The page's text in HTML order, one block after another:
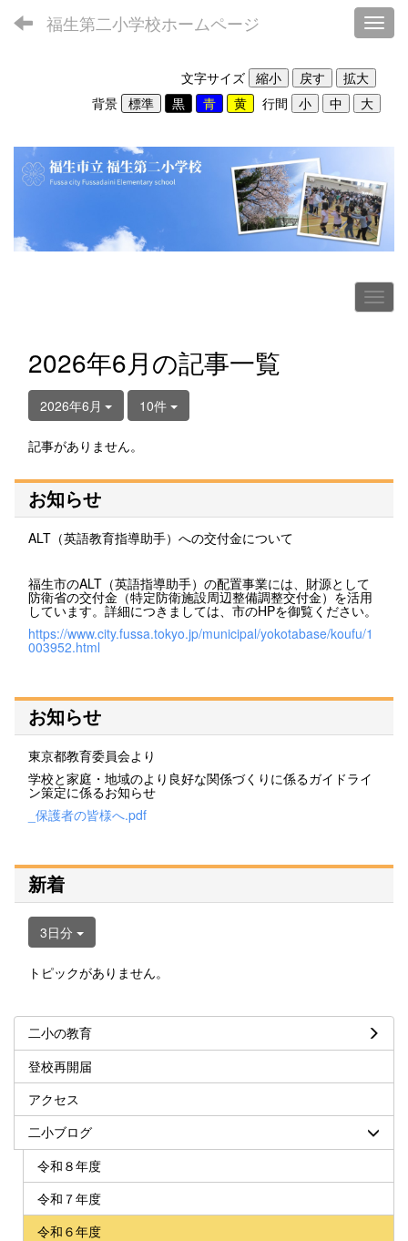
福生第二小学校ホームページ
文字サイズ
背景
行間
2026年6月の記事一覧
2026年6月 10件
記事がありません。
お知らせ
ALT（英語教育指導助手）への交付金について
福生市のALT（英語指導助手）の配置事業には、財源として
防衛省の交付金（特定防衛施設周辺整備調整交付金）を活用
しています。詳細につきましては、市のHPを御覧ください。
https://www.city.fussa.tokyo.jp/municipal/yokotabase/koufu/1
003952.html
お知らせ
東京都教育委員会より
学校と家庭・地域のより良好な関係づくりに係るガイドライ
ン策定に係るお知らせ
_保護者の皆様へ.pdf
新着
3日分
トピックがありません。
二小の教育
登校再開届
アクセス
二小ブログ
令和８年度
令和７年度
令和６年度